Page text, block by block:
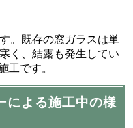
。既存の窓ガラスは単
く、結露も発生してい
工です。
による施工中の様